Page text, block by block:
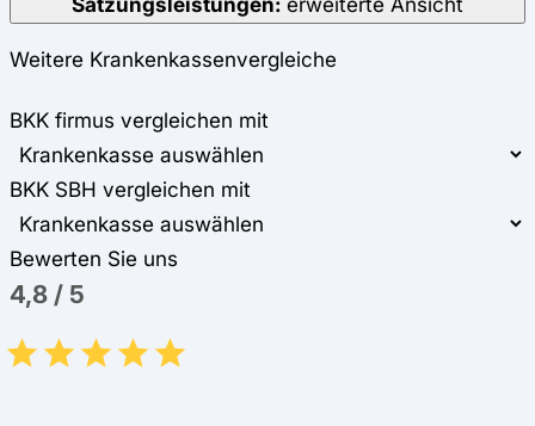
Weitere Krankenkassenvergleiche
BKK firmus vergleichen mit
BKK SBH vergleichen mit
Bewerten Sie uns
4,8 / 5